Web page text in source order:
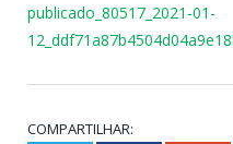
publicado_80517_2021-01-
COMPARTILHAR: